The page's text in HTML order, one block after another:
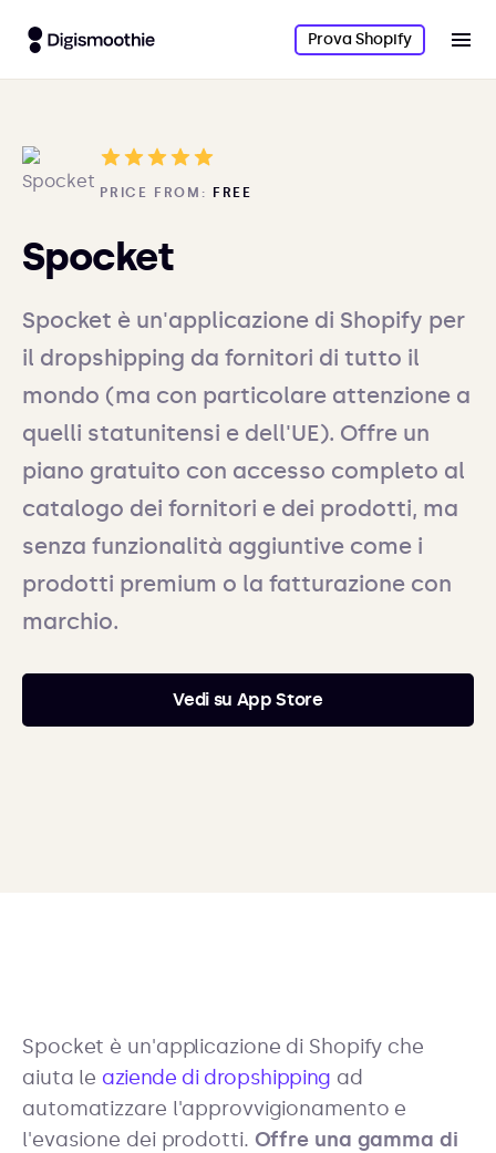
Prova Shopify
PRICE FROM: FREE
Spocket
Spocket è un'applicazione di Shopify per
il dropshipping da fornitori di tutto il
mondo (ma con particolare attenzione a
quelli statunitensi e dell'UE). Offre un
piano gratuito con accesso completo al
catalogo dei fornitori e dei prodotti, ma
senza funzionalità aggiuntive come i
prodotti premium o la fatturazione con
marchio.
Vedi su App Store
Spocket è un'applicazione di Shopify che
aiuta le aziende di dropshipping ad
automatizzare l'approvvigionamento e
l'evasione dei prodotti. Offre una gamma di